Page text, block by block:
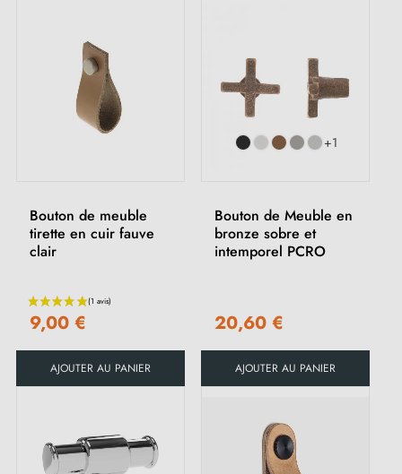
Bouton de meuble
tirette en cuir fauve
clair
9,00 €
AJOUTER AU PANIER
+1
Bouton de Meuble en
bronze sobre et
intemporel PCRO
20,60 €
AJOUTER AU PANIER